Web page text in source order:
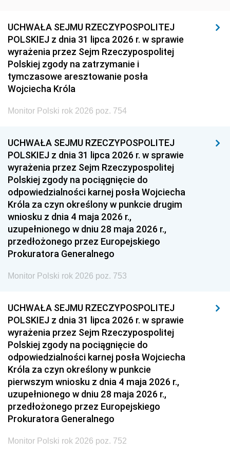
UCHWAŁA SEJMU RZECZYPOSPOLITEJ
POLSKIEJ z dnia 31 lipca 2026 r. w sprawie
wyrażenia przez Sejm Rzeczypospolitej
Polskiej zgody na zatrzymanie i
tymczasowe aresztowanie posła
Wojciecha Króla
Monitor Polski rok 2026 poz. 754
UCHWAŁA SEJMU RZECZYPOSPOLITEJ
POLSKIEJ z dnia 31 lipca 2026 r. w sprawie
wyrażenia przez Sejm Rzeczypospolitej
Polskiej zgody na pociągnięcie do
odpowiedzialności karnej posła Wojciecha
Króla za czyn określony w punkcie drugim
wniosku z dnia 4 maja 2026 r.,
uzupełnionego w dniu 28 maja 2026 r.,
przedłożonego przez Europejskiego
Prokuratora Generalnego
Monitor Polski rok 2026 poz. 753
UCHWAŁA SEJMU RZECZYPOSPOLITEJ
POLSKIEJ z dnia 31 lipca 2026 r. w sprawie
wyrażenia przez Sejm Rzeczypospolitej
Polskiej zgody na pociągnięcie do
odpowiedzialności karnej posła Wojciecha
Króla za czyn określony w punkcie
pierwszym wniosku z dnia 4 maja 2026 r.,
uzupełnionego w dniu 28 maja 2026 r.,
przedłożonego przez Europejskiego
Prokuratora Generalnego
Monitor Polski rok 2026 poz. 752